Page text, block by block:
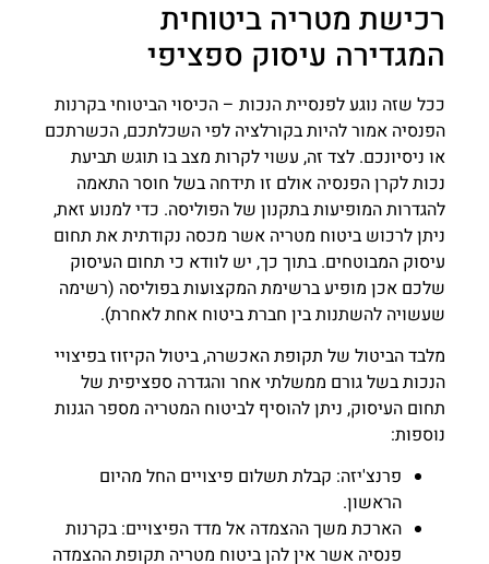
רכישת מטריה ביטוחית
המגדירה עיסוק ספציפי
ככל שזה נוגע לפנסיית הנכות – הכיסוי הביטוחי בקרנות
הפנסיה אמור להיות בקורלציה לפי השכלתכם, הכשרתכם
או ניסיונכם. לצד זה, עשוי לקרות מצב בו תוגש תביעת
נכות לקרן הפנסיה אולם זו תידחה בשל חוסר התאמה
להגדרות המופיעות בתקנון של הפוליסה. כדי למנוע זאת,
ניתן לרכוש ביטוח מטריה אשר מכסה נקודתית את תחום
עיסוק המבוטחים. בתוך כך, יש לוודא כי תחום העיסוק
שלכם אכן מופיע ברשימת המקצועות בפוליסה (רשימה
שעשויה להשתנות בין חברת ביטוח אחת לאחרת).
מלבד הביטול של תקופת האכשרה, ביטול הקיזוז בפיצויי
הנכות בשל גורם ממשלתי אחר והגדרה ספציפית של
תחום העיסוק, ניתן להוסיף לביטוח המטריה מספר הגנות
נוספות:
פרנצ'יזה: קבלת תשלום פיצויים החל מהיום
הראשון.
הארכת משך ההצמדה אל מדד הפיצויים: בקרנות
פנסיה אשר אין להן ביטוח מטריה תקופת ההצמדה